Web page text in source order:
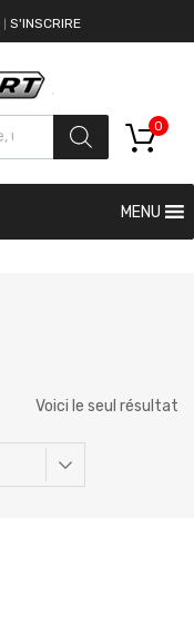
S'INSCRIRE
0
MENU
Voici le seul résultat